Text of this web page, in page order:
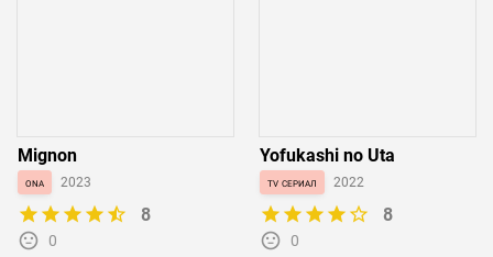
Mignon
ona 2023
8
0
Yofukashi no Uta
tv сериал 2022
8
0